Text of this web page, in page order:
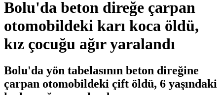
Bolu'da beton direğe çarpan
otomobildeki karı koca öldü,
kız çocuğu ağır yaralandı
Bolu'da yön tabelasının beton direğine
çarpan otomobildeki çift öldü, 6 yaşındaki